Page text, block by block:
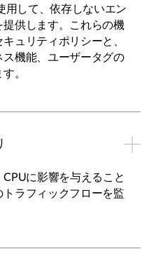
用して、依存しないエン
提供します。これらの機
ュリティポリシーと、
機能、ユーザータグの
。
に影響を与えること
ラフィックフローを監